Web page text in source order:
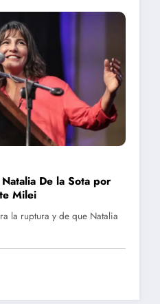
De la Sota por
Milei
la ruptura y de que Natalia